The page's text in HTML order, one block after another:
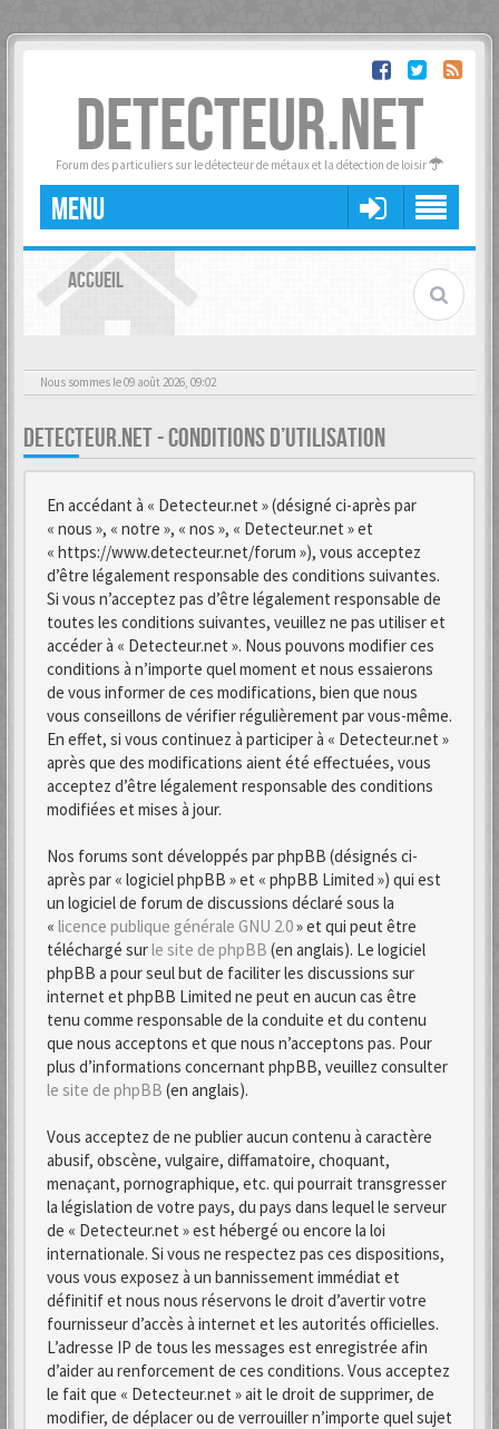
DETECTEUR.NET
Forum des particuliers sur le détecteur de métaux et la détection de loisir
MENU
ACCUEIL
Nous sommes le 09 août 2026, 09:02
DETECTEUR.NET - CONDITIONS D’UTILISATION
En accédant à « Detecteur.net » (désigné ci-après par
« nous », « notre », « nos », « Detecteur.net » et
« https://www.detecteur.net/forum »), vous acceptez
d’être légalement responsable des conditions suivantes.
Si vous n’acceptez pas d’être légalement responsable de
toutes les conditions suivantes, veuillez ne pas utiliser et
accéder à « Detecteur.net ». Nous pouvons modifier ces
conditions à n’importe quel moment et nous essaierons
de vous informer de ces modifications, bien que nous
vous conseillons de vérifier régulièrement par vous-même.
En effet, si vous continuez à participer à « Detecteur.net »
après que des modifications aient été effectuées, vous
acceptez d’être légalement responsable des conditions
modifiées et mises à jour.
Nos forums sont développés par phpBB (désignés ci-
après par « logiciel phpBB » et « phpBB Limited ») qui est
un logiciel de forum de discussions déclaré sous la
« licence publique générale GNU 2.0» et qui peut être
téléchargé surle site de phpBB (en anglais). Le logiciel
phpBB a pour seul but de faciliter les discussions sur
internet et phpBB Limited ne peut en aucun cas être
tenu comme responsable de la conduite et du contenu
que nous acceptons et que nous n’acceptons pas. Pour
plus d’informations concernant phpBB, veuillez consulter
le site de phpBB (en anglais).
Vous acceptez de ne publier aucun contenu à caractère
abusif, obscène, vulgaire, diffamatoire, choquant,
menaçant, pornographique, etc. qui pourrait transgresser
la législation de votre pays, du pays dans lequel le serveur
de « Detecteur.net » est hébergé ou encore la loi
internationale. Si vous ne respectez pas ces dispositions,
vous vous exposez à un bannissement immédiat et
définitif et nous nous réservons le droit d’avertir votre
fournisseur d’accès à internet et les autorités officielles.
L’adresse IP de tous les messages est enregistrée afin
d’aider au renforcement de ces conditions. Vous acceptez
le fait que « Detecteur.net » ait le droit de supprimer, de
modifier, de déplacer ou de verrouiller n’importe quel sujet